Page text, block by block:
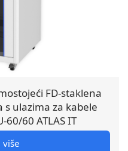
FD-staklena
ulazima za kabele
60/60 ATLAS IT
više